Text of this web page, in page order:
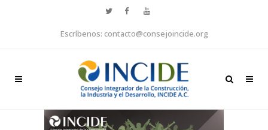
Escríbenos: contacto@consejoincide.org